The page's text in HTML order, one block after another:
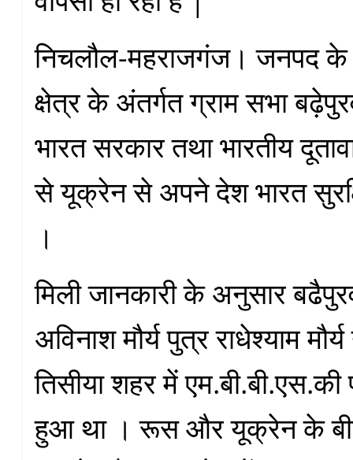
निचलौल-महराजगंज। जनपद के
क्षेत्र के अंतर्गत ग्राम सभा
भारत सरकार तथा भारतीय
से यूक्रेन से अपने देश भारत
।
मिली जानकारी के अनुसार
अविनाश मौर्य पुत्र राधेश्याम
तिसीया शहर में
हुआ था । रूस और यूक्रेन के